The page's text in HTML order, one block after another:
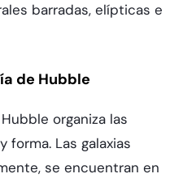
barradas, elípticas e
de Hubble
organiza las
forma. Las galaxias
se encuentran en